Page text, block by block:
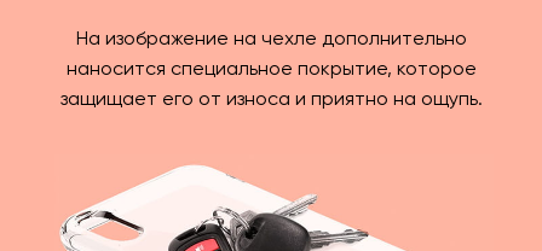
На изображение на чехле дополнительно
наносится специальное покрытие, которое
защищает его от износа и приятно на ощупь.